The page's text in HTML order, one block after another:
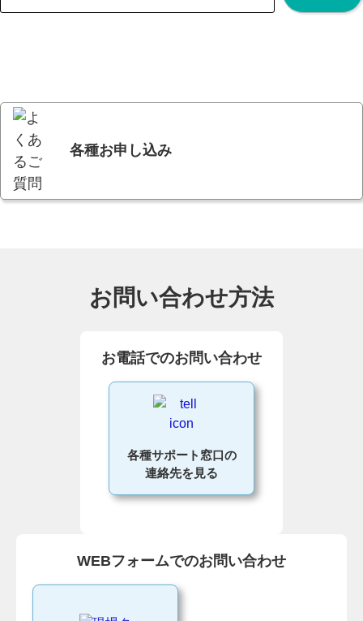
各種お申し込み
お問い合わせ方法
お電話でのお問い合わせ
各種サポート窓口の
連絡先を見る
WEBフォームでのお問い合わせ